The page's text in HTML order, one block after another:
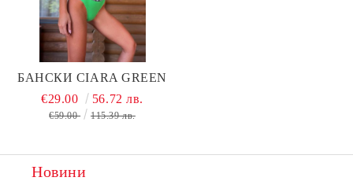
БАНСКИ CIARA GREEN
€29.00 56.72 лв.
€59.00 115.39 лв.
Новини